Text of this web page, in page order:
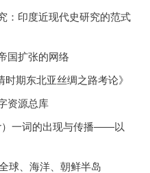
：印度近现代史研究的范式
国扩张的网络
期东北亚丝绸之路考论》
资源总库
）一词的出现与传播——以
球、海洋、朝鲜半岛